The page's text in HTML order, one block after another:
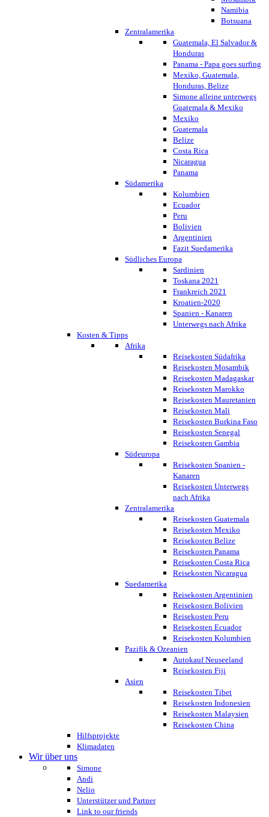
Namibia
Botsuana
Zentralamerika
Guatemala, El Salvador &
Honduras
Panama - Papa goes surfing
Mexiko, Guatemala,
Honduras, Belize
Simone alleine unterwegs
Guatemala & Mexiko
Mexiko
Guatemala
Belize
Costa Rica
Nicaragua
Panama
Südamerika
Kolumbien
Ecuador
Peru
Bolivien
Argentinien
Fazit Suedamerika
Südliches Europa
Sardinien
Toskana 2021
Frankreich 2021
Kroatien-2020
Spanien - Kanaren
Unterwegs nach Afrika
Kosten & Tipps
Afrika
Reisekosten Südafrika
Reisekosten Mosambik
Reisekosten Madagaskar
Reisekosten Marokko
Reisekosten Mauretanien
Reisekosten Mali
Reisekosten Burkina Faso
Reisekosten Senegal
Reisekosten Gambia
Südeuropa
Reisekosten Spanien -
Kanaren
Reisekosten Unterwegs
nach Afrika
Zentralamerika
Reisekosten Guatemala
Reisekosten Mexiko
Reisekosten Belize
Reisekosten Panama
Reisekosten Costa Rica
Reisekosten Nicaragua
Suedamerika
Reisekosten Argentinien
Reisekosten Bolivien
Reisekosten Peru
Reisekosten Ecuador
Reisekosten Kolumbien
Pazifik & Ozeanien
Autokauf Neuseeland
Reisekosten Fiji
Asien
Reisekosten Tibet
Reisekosten Indonesien
Reisekosten Malaysien
Reisekosten China
Hilfsprojekte
Klimadaten
Wir über uns
Simone
Andi
Nelio
Unterstützer und Partner
Link to our friends